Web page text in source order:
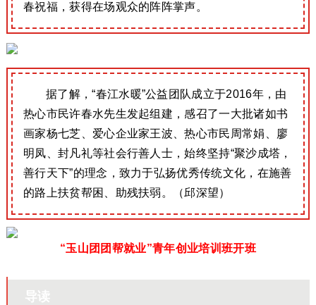
春祝福，获得在场观众的阵阵掌声。
据了解，“春江水暖”公益团队成立于2016年，由
热心市民许春水先生发起组建，感召了一大批诸如书
画家杨七芝、爱心企业家王波、热心市民周常娟、廖
明凤、封凡礼等社会行善人士，始终坚持“聚沙成塔，
善行天下”的理念，致力于弘扬优秀传统文化，在施善
的路上扶贫帮困、助残扶弱。（邱深望）
“玉山团团帮就业”青年创业培训班开班
导读